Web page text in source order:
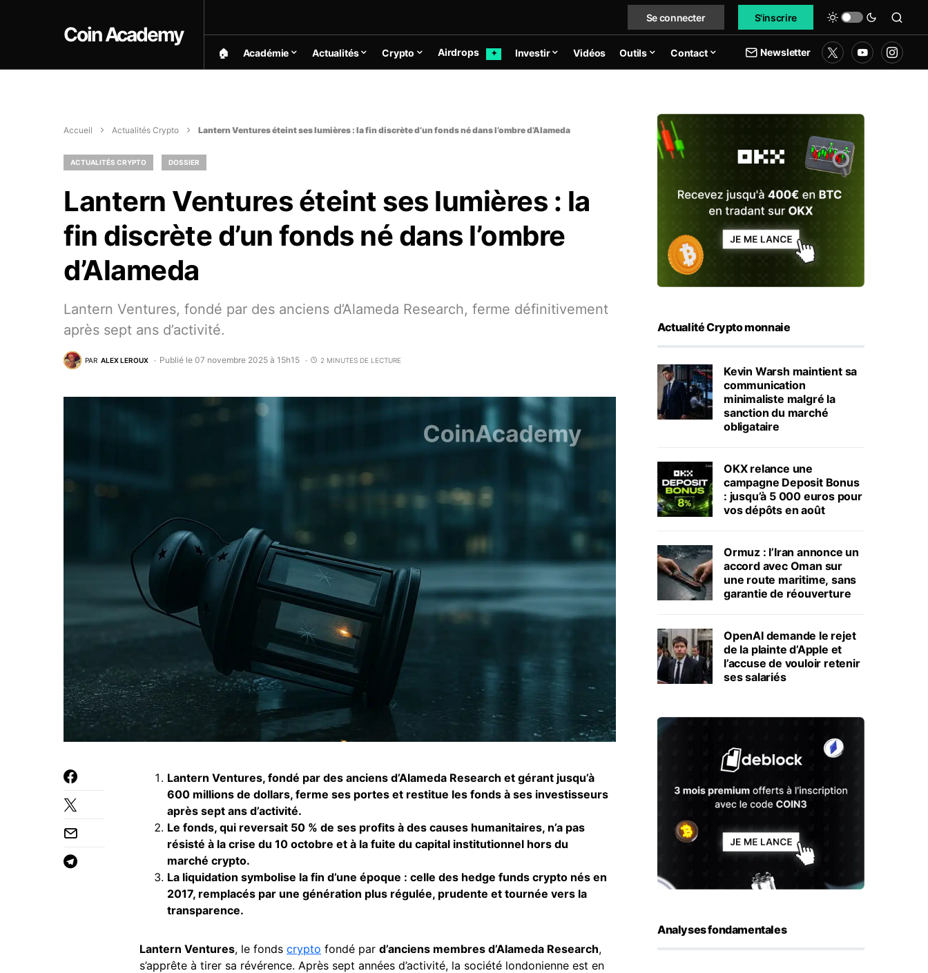
Coin Academy
Se connecter S'inscrire
🏠︎ Académie Actualités Crypto Airdrops ✦ Investir Vidéos Outils Contact Newsletter
Accueil Actualités Crypto Lantern Ventures éteint ses lumières : la fin discrète d’un fonds né dans l’ombre d’Alameda
ACTUALITÉS CRYPTO DOSSIER
Lantern Ventures éteint ses lumières : la
fin discrète d’un fonds né dans l’ombre
d’Alameda
Lantern Ventures, fondé par des anciens d’Alameda Research, ferme définitivement
après sept ans d’activité.
PAR ALEX LEROUX Publié le 07 novembre 2025 à 15h15 2 MINUTES DE LECTURE
Lantern Ventures, fondé par des anciens d’Alameda Research et gérant jusqu’à
600 millions de dollars, ferme ses portes et restitue les fonds à ses investisseurs
après sept ans d’activité.
Le fonds, qui reversait 50 % de ses profits à des causes humanitaires, n’a pas
résisté à la crise du 10 octobre et à la fuite du capital institutionnel hors du
marché crypto.
La liquidation symbolise la fin d’une époque : celle des hedge funds crypto nés en
2017, remplacés par une génération plus régulée, prudente et tournée vers la
transparence.
Lantern Ventures, le fonds crypto fondé par d’anciens membres d’Alameda Research,
s’apprête à tirer sa révérence. Après sept années d’activité, la société londonienne est en
Actualité Crypto monnaie
Kevin Warsh maintient sa
communication
minimaliste malgré la
sanction du marché
obligataire
OKX relance une
campagne Deposit Bonus
: jusqu’à 5 000 euros pour
vos dépôts en août
Ormuz : l’Iran annonce un
accord avec Oman sur
une route maritime, sans
garantie de réouverture
OpenAI demande le rejet
de la plainte d’Apple et
l’accuse de vouloir retenir
ses salariés
Analyses fondamentales